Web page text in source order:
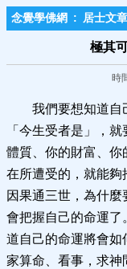
念覺學佛網 : 居士文章
極其
時
我們要想知道自
「今生受者是」，
體質、你的財富、你
在所遭受的，就能夠
因果通三世，為什
會把握自己的命運了
道自己的命運將會如
家算命、看事，求神